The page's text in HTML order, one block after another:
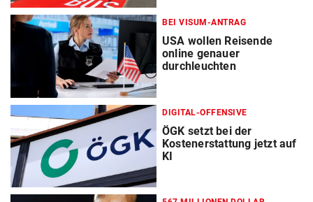
BEI VISUM-ANTRAG
USA wollen Reisende
online genauer
durchleuchten
DIGITAL-OFFENSIVE
ÖGK setzt bei der
Kostenerstattung jetzt auf
KI